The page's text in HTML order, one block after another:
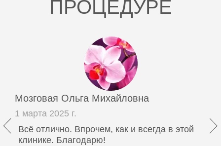
ПРОЦЕДУРЕ
Мозговая Ольга Михайловна
1 марта 2025 г.
Всё отлично. Впрочем, как и всегда в этой
клинике. Благодарю!